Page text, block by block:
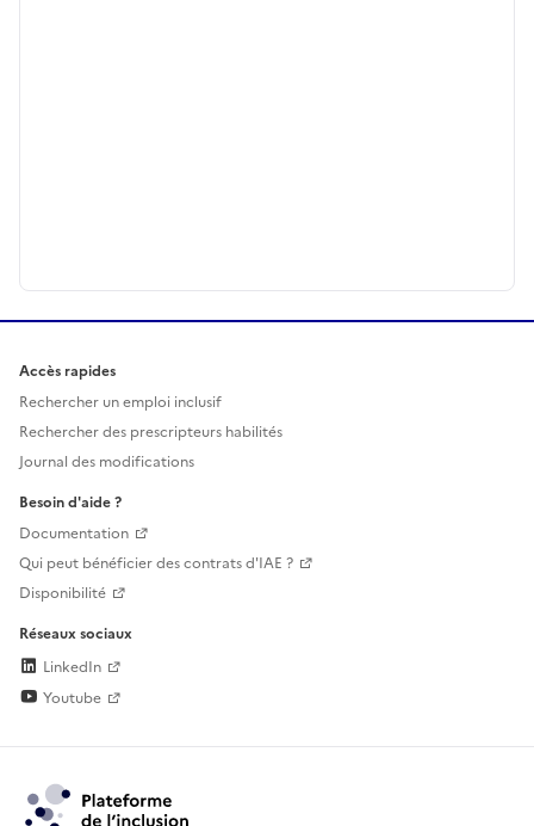
Accès rapides
Rechercher un emploi inclusif
Rechercher des prescripteurs habilités
Journal des modifications
Besoin d'aide ?
Documentation
Qui peut bénéficier des contrats d'IAE ?
Disponibilité
Réseaux sociaux
LinkedIn
Youtube